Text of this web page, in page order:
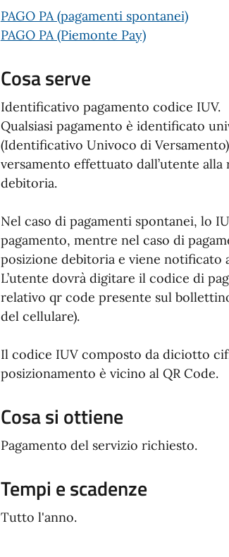
PAGO PA (pagamenti spontanei)
PAGO PA (Piemonte Pay)
Cosa serve
Identificativo pagamento codice IUV.
Qualsiasi pagamento è identificato
(Identificativo Univoco di
versamento effettuato dall’utente
debitoria.
Nel caso di pagamenti spontanei, lo
pagamento, mentre nel caso di
posizione debitoria e viene notificato
L’utente dovrà digitare il codice di
relativo qr code presente sul
del cellulare).
Il codice IUV composto da diciotto
posizionamento è vicino al QR Code.
Cosa si ottiene
Pagamento del servizio richiesto.
Tempi e scadenze
Tutto l'anno.